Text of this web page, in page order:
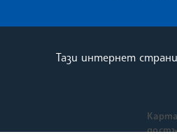
Тази интернет